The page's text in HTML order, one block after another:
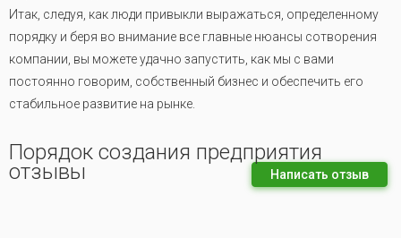
Итак, следуя, как люди привыкли выражаться, определенному
порядку и беря во внимание все главные нюансы сотворения
компании, вы можете удачно запустить, как мы с вами
постоянно говорим, собственный бизнес и обеспечить его
стабильное развитие на рынке.
Порядок создания предприятия
отзывы Написать отзыв